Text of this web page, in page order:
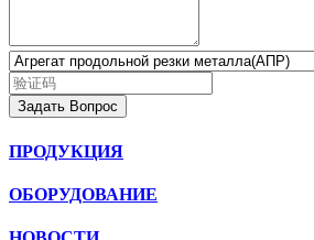
Задать Вопрос
ПРОДУКЦИЯ
ОБОРУДОВАНИЕ